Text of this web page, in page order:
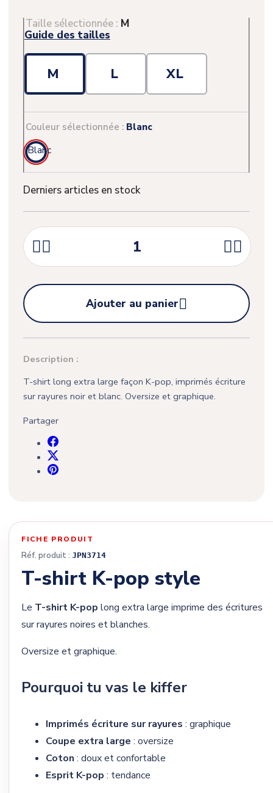
Taille sélectionnée : M
Guide des tailles
M L XL
Couleur sélectionnée : Blanc
Blanc
Derniers articles en stock
 

Ajouter au panier
Description :
T-shirt long extra large façon K-pop, imprimés écriture
sur rayures noir et blanc. Oversize et graphique.
Partager
FICHE PRODUIT
Réf. produit : JPN3714
T-shirt K-pop style
Le T-shirt K-pop long extra large imprime des écritures
sur rayures noires et blanches.
Oversize et graphique.
Pourquoi tu vas le kiffer
Imprimés écriture sur rayures : graphique
Coupe extra large : oversize
Coton : doux et confortable
Esprit K-pop : tendance